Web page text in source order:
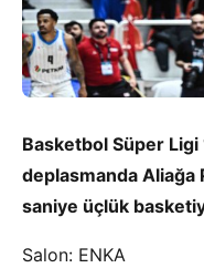
Basketbol Süper Ligi
deplasmanda
saniye üçlük
Salon: ENKA